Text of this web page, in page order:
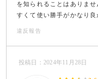
を知られることはありま
すくて使い勝手がかなり良
違反報告
投稿日：2024年11月28日